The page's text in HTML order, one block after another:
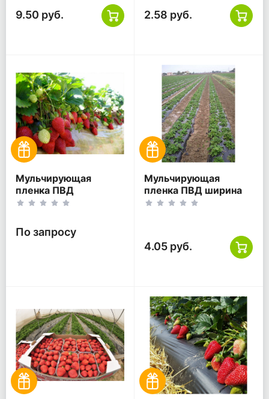
9.50 руб. 2.58 руб.
Мульчирующая
пленка ПВД
прозрачная
По запросу
Мульчирующая
пленка ПВД ширина
100 см 30 мкм чёрная
4.05 руб.